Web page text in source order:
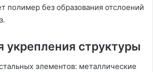
полимер без образования отслоений
укрепления структуры
элементов: металлические